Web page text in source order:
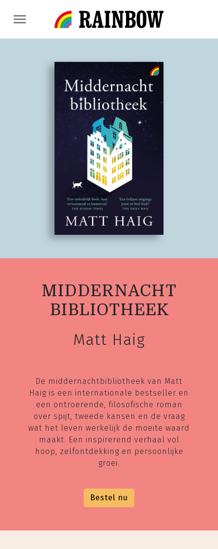
MIDDERNACHT
BIBLIOTHEEK
Matt Haig
De middernachtbibliotheek van Matt
Haig is een internationale bestseller en
een ontroerende, filosofische roman
over spijt, tweede kansen en de vraag
wat het leven werkelijk de moeite waard
maakt. Een inspirerend verhaal vol
hoop, zelfontdekking en persoonlijke
groei.
Bestel nu